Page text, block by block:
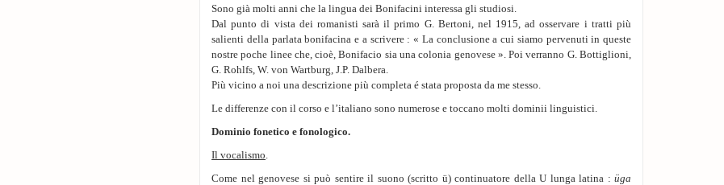
Sono già molti anni che la lingua dei Bonifacini interessa gli studiosi.
Dal punto di vista dei romanisti sarà il primo G. Bertoni, nel 1915, ad osservare i tratti più
salienti della parlata bonifacina e a scrivere : « La conclusione a cui siamo pervenuti in queste
nostre poche linee che, cioè, Bonifacio sia una colonia genovese ». Poi verranno G. Bottiglioni,
G. Rohlfs, W. von Wartburg, J.P. Dalbera.
Più vicino a noi una descrizione più completa é stata proposta da me stesso.
Le differenze con il corso e l’italiano sono numerose e toccano molti dominii linguistici.
Dominio fonetico e fonologico.
Il vocalismo.
Come nel genovese si può sentire il suono (scritto ü) continuatore della U lunga latina : üga